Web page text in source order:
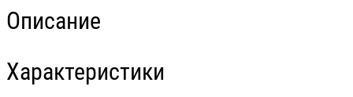
Описание
Характеристики